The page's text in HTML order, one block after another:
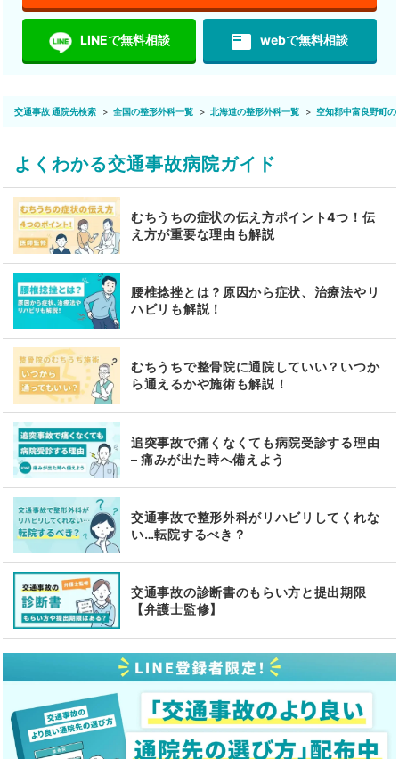
LINEで無料相談 featured_play_list webで無料相談
交通事故 通院先検索 全国の整形外科一覧 北海道の整形外科一覧 空知郡中富良野町
よくわかる交通事故病院ガイド
むちうちの症状の伝え方ポイント4つ！伝
え方が重要な理由も解説
腰椎捻挫とは？原因から症状、治療法やリ
ハビリも解説！
むちうちで整骨院に通院していい？いつか
ら通えるかや施術も解説！
追突事故で痛くなくても病院受診する理由
– 痛みが出た時へ備えよう
交通事故で整形外科がリハビリしてくれな
い…転院するべき？
交通事故の診断書のもらい方と提出期限
【弁護士監修】